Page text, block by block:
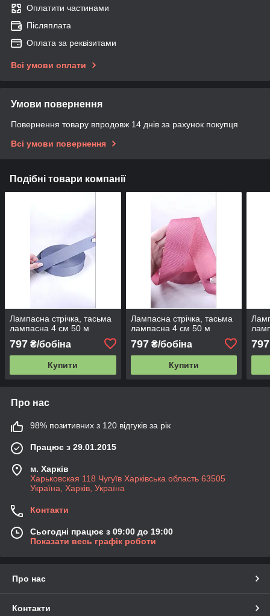
Оплатити частинами
Післяплата
Оплата за реквізитами
Всі умови оплати
Умови повернення
Повернення товару впродовж 14 днів за рахунок покупця
Всі умови повернення
Подібні товари компанії
Лампасна стрічка, тасьма
лампасна 4 см 50 м
797 ₴/бобіна
Купити
Лампасна стрічка, тасьма
лампасна 4 см 50 м
797₴/бобіна
Купити
797
Про нас
98% позитивних з 120 відгуків за рік
Працює з 29.01.2015
м. Харків
Харьковская 118 Чугуїв Харківська область 63505
Україна, Харків, Україна
Контакти
Сьогодні працює з 09:00 до 19:00
Показати весь графік роботи
Про нас
Контакти